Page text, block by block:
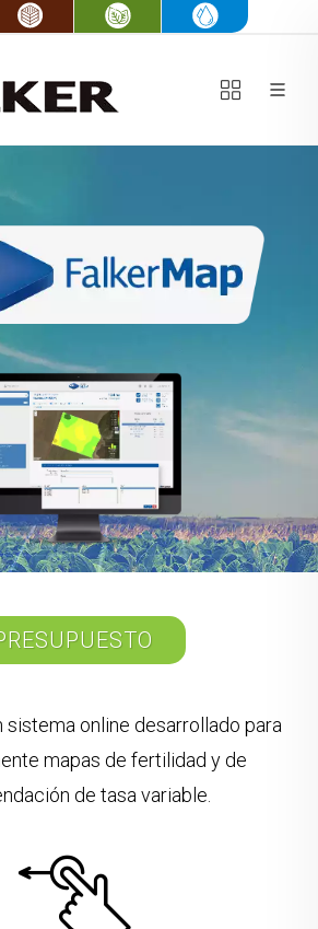
sistema online desarrollado para
mapas de fertilidad y de
de tasa variable.